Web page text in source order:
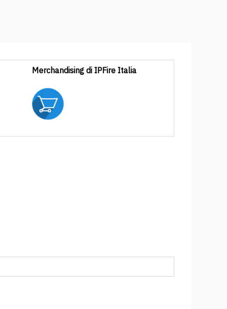
Merchandising di IPFire Italia